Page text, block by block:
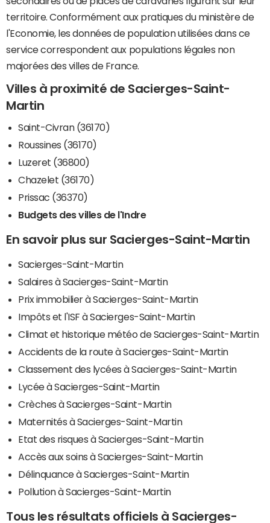
territoire. Conformément aux pratiques du ministère de
l'Economie, les données de population utilisées dans ce
service correspondent aux populations légales non
majorées des villes de France.
Villes à proximité de Sacierges-Saint-
Martin
Saint-Civran (36170)
Roussines (36170)
Luzeret (36800)
Chazelet (36170)
Prissac (36370)
Budgets des villes de l'Indre
En savoir plus sur Sacierges-Saint-Martin
Sacierges-Saint-Martin
Salaires à Sacierges-Saint-Martin
Prix immobilier à Sacierges-Saint-Martin
Impôts et l'ISF à Sacierges-Saint-Martin
Climat et historique météo de Sacierges-Saint-Martin
Accidents de la route à Sacierges-Saint-Martin
Classement des lycées à Sacierges-Saint-Martin
Lycée à Sacierges-Saint-Martin
Crèches à Sacierges-Saint-Martin
Maternités à Sacierges-Saint-Martin
Etat des risques à Sacierges-Saint-Martin
Accès aux soins à Sacierges-Saint-Martin
Délinquance à Sacierges-Saint-Martin
Pollution à Sacierges-Saint-Martin
Tous les résultats officiels à Sacierges-